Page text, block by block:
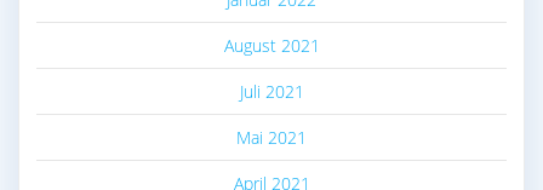
August 2021
Juli 2021
Mai 2021
April 2021